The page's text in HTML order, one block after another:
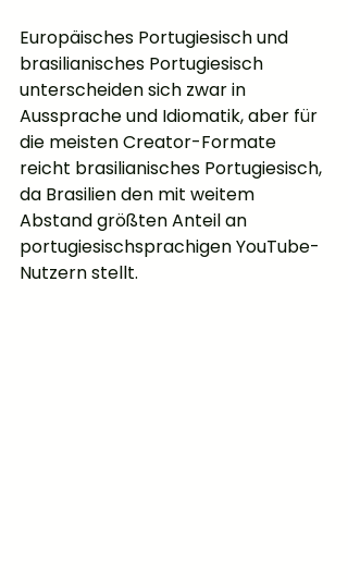
Europäisches Portugiesisch und
brasilianisches Portugiesisch
unterscheiden sich zwar in
Aussprache und Idiomatik, aber für
die meisten Creator-Formate
reicht brasilianisches Portugiesisch,
da Brasilien den mit weitem
Abstand größten Anteil an
portugiesischsprachigen YouTube-
Nutzern stellt.